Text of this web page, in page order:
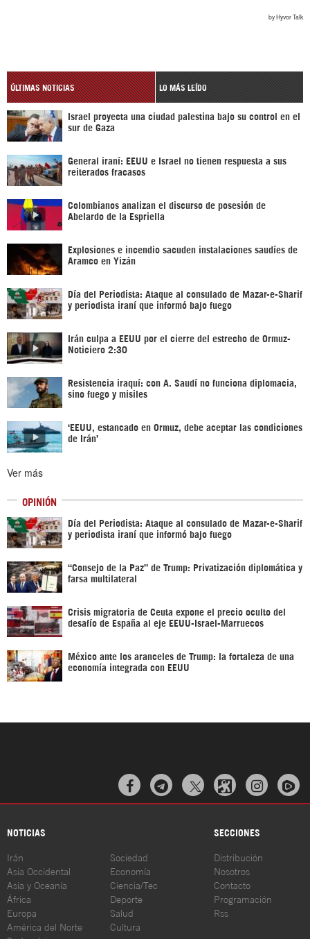
ÚLTIMAS NOTICIAS LO MÁS LEÍDO
Israel proyecta una ciudad palestina bajo su control en el
sur de Gaza
General iraní: EEUU e Israel no tienen respuesta a sus
reiterados fracasos
Colombianos analizan el discurso de posesión de
Abelardo de la Espriella
Explosiones e incendio sacuden instalaciones saudíes de
Aramco en Yizán
Día del Periodista: Ataque al consulado de Mazar-e-Sharif
y periodista iraní que informó bajo fuego
Irán culpa a EEUU por el cierre del estrecho de Ormuz-
Noticiero 2:30
Resistencia iraquí: con A. Saudí no funciona diplomacia,
sino fuego y misiles
‘EEUU, estancado en Ormuz, debe aceptar las condiciones
de Irán’
Ver más
OPINIÓN
Día del Periodista: Ataque al consulado de Mazar-e-Sharif
y periodista iraní que informó bajo fuego
“Consejo de la Paz” de Trump: Privatización diplomática y
farsa multilateral
Crisis migratoria de Ceuta expone el precio oculto del
desafío de España al eje EEUU-Israel-Marruecos
México ante los aranceles de Trump: la fortaleza de una
economía integrada con EEUU
  
NOTICIAS SECCIONES
Irán
Asia Occidental
Asia y Oceanía
África
Europa
América del Norte
Sociedad
Economía
Ciencia/Tec
Deporte
Salud
Cultura
Distribución
Nosotros
Contacto
Programación
Rss